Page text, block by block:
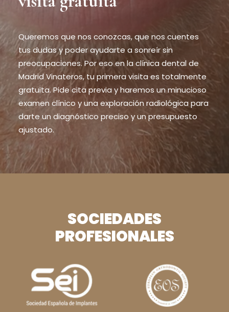
Queremos que nos conozcas, que nos cuentes
tus dudas y poder ayudarte a sonreír sin
preocupaciones. Por eso en la clínica dental de
Madrid Vinateros, tu primera visita es totalmente
gratuita. Pide cita previa y haremos un minucioso
examen clínico y una exploración radiológica para
darte un diagnóstico preciso y un presupuesto
ajustado.
SOCIEDADES
PROFESIONALES